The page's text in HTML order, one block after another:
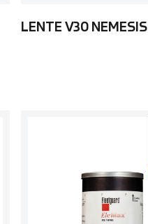
LENTE V30 NEMESIS